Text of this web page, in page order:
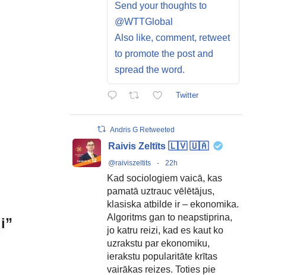
Send your thoughts to
@WTTGlobal
Also like, comment, retweet
to promote the post and
spread the word.
Twitter
Andris G Retweeted
Raivis Zeltīts 🇱🇻 🇺🇦
@raiviszeltits · 22h
Kad sociologiem vaicā, kas
pamatā uztrauc vēlētājus,
klasiska atbilde ir – ekonomika.
Algoritms gan to neapstiprina,
jo katru reizi, kad es kaut ko
uzrakstu par ekonomiku,
ierakstu popularitāte krītas
vairākas reizes. Toties pie